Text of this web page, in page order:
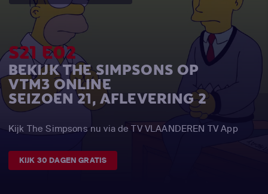
S21 E02
BEKIJK THE SIMPSONS OP
VTM3 ONLINE
SEIZOEN 21, AFLEVERING 2
Kijk The Simpsons nu via de TV VLAANDEREN TV App
KIJK 30 DAGEN GRATIS